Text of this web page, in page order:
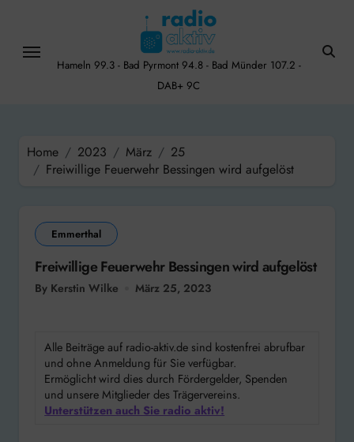
content
Hameln 99.3 - Bad Pyrmont 94.8 - Bad Münder 107.2 -
DAB+ 9C
Home 2023 März
25
Freiwillige Feuerwehr Bessingen wird aufgelöst
Emmerthal
Freiwillige Feuerwehr Bessingen wird aufgelöst
By Kerstin Wilke März 25, 2023
Alle Beiträge auf radio-aktiv.de sind kostenfrei abrufbar
und ohne Anmeldung für Sie verfügbar.
Ermöglicht wird dies durch Fördergelder, Spenden
und unsere Mitglieder des Trägervereins.
Unterstützen auch Sie radio aktiv!